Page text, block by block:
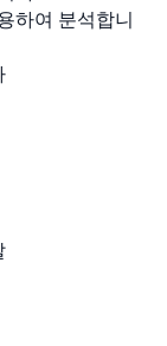
하여 분석합니